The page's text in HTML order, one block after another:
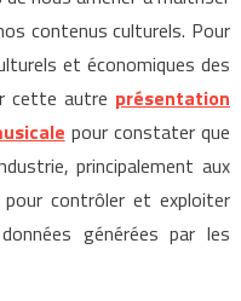
contenus culturels. Pour
et économiques des
cette autre présentation
pour constater que
principalement aux
contrôler et exploiter
générées par les